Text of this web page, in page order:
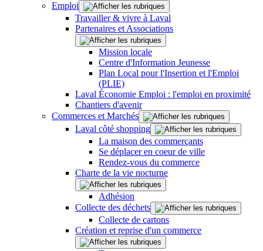
Emploi
Travailler & vivre à Laval
Partenaires et Associations
Mission locale
Centre d'Information Jeunesse
Plan Local pour l'Insertion et l'Emploi
(PLIE)
Laval Économie Emploi : l'emploi en proximité
Chantiers d'avenir
Commerces et Marchés
Laval côté shopping
La maison des commerçants
Se déplacer en coeur de ville
Rendez-vous du commerce
Charte de la vie nocturne
Adhésion
Collecte des déchets
Collecte de cartons
Création et reprise d'un commerce